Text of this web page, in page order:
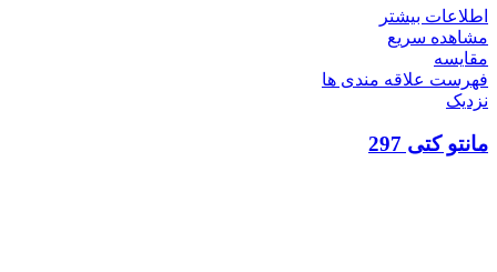
اطلاعات بیشتر
مشاهده سریع
مقایسه
فهرست علاقه مندی ها
نزدیک
مانتو کتی 297